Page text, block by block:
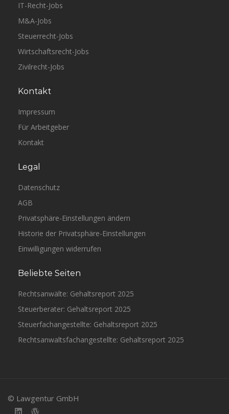
IT-Recht-Jobs
M&A-Jobs
Steuerrecht-Jobs
Wirtschaftsrecht-Jobs
Zivilrecht-Jobs
Kontakt
Impressum
Für Arbeitgeber
Kontakt
Legal
Datenschutz
AGB
Privatsphäre-Einstellungen ändern
Historie der Privatsphäre-Einstellungen
Einwilligungen widerrufen
Beliebte Seiten
Rechtsanwälte: Gehaltsreport 2025
Steuerberater: Gehaltsreport 2025
Steuerfachangestellte: Gehaltsreport 2025
Rechtsanwaltsfachangestellte: Gehaltsreport 2025
© Lawgentur GmbH